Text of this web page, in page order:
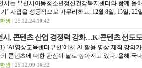
시는 부천시아동청소년정신건강복지센터와 함께 올
’ 사업을 성공적으로 마무리하고, 12월 8일, 15일, 22
샘 | 25.12.24 10:42
시, 콘텐츠 산업 경쟁력 강화…K-콘텐츠 선도도
) ‘AI영상교육센터부천’에서 AI 활용 영상 제작 강의
의 콘텐츠에 대한 관심이 날로 높아지고 있다. 올해 국
샘 | 25.12.09 16:32